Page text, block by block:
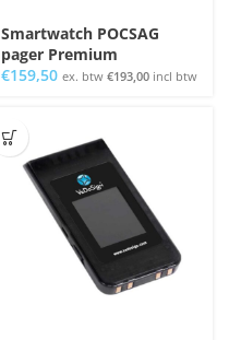
Smartwatch POCSAG
pager Premium
€159,50 ex. btw €193,00 incl btw